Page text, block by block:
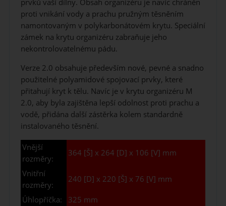
prvků vaší dílny. Obsah organizéru je navíc chráněn
proti vnikání vody a prachu pružným těsněním
namontovaným v polykarbonátovém krytu. Speciální
zámek na krytu organizéru zabraňuje jeho
nekontrolovatelnému pádu.
Verze 2.0 obsahuje především nové, pevné a snadno
použitelné polyamidové spojovací prvky, které
přitahují kryt k tělu. Navíc je v krytu organizéru M
2.0, aby byla zajištěna lepší odolnost proti prachu a
vodě, přidána další zástěrka kolem standardně
instalovaného těsnění.
Vnější
rozměry:
364 [Š] x 264 [D] x 106 [V] mm
Vnitřní
rozměry:
240 [D] x 220 [Š] x 76 [V] mm
Úhlopříčka:
325 mm